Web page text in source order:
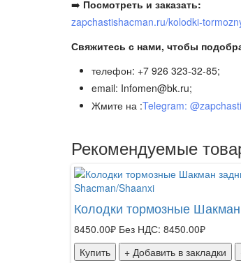
➡️ Посмотреть и заказать:
zapchastishacman.ru/kolodki-
Свяжитесь с нами, чтобы
телефон: +7 926 323-32-85;
email: Infomen@bk.ru;
Жмите на :Telegram:
Рекомендуемые
Shacman/Shaanxi
Колодки тормозные
8450.00₽ Без НДС: 8450.00₽
Купить
+ Добавить в закладки